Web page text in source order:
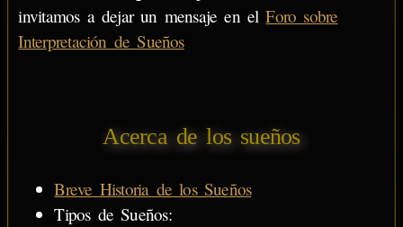
invitamos a dejar un mensaje en elForo sobre
Interpretación de Sueños
Acerca de los sueños
Breve Historia de los Sueños
Tipos de Sueños: